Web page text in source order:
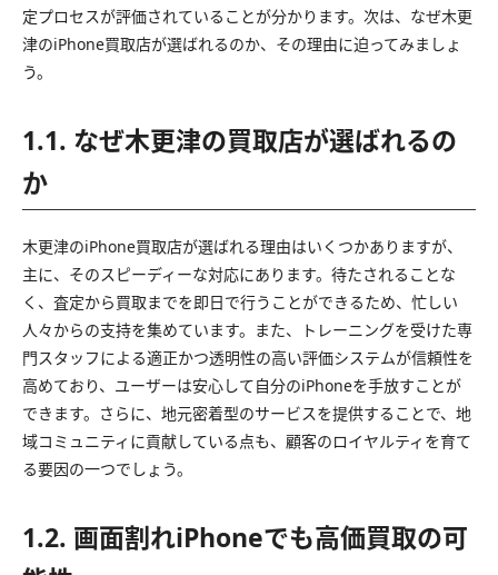
定プロセスが評価されていることが分かります。次は、なぜ木更
津のiPhone買取店が選ばれるのか、その理由に迫ってみましょ
う。
1.1. なぜ木更津の買取店が選ばれるの
か
木更津のiPhone買取店が選ばれる理由はいくつかありますが、
主に、そのスピーディーな対応にあります。待たされることな
く、査定から買取までを即日で行うことができるため、忙しい
人々からの支持を集めています。また、トレーニングを受けた専
門スタッフによる適正かつ透明性の高い評価システムが信頼性を
高めており、ユーザーは安心して自分のiPhoneを手放すことが
できます。さらに、地元密着型のサービスを提供することで、地
域コミュニティに貢献している点も、顧客のロイヤルティを育て
る要因の一つでしょう。
1.2. 画面割れiPhoneでも高価買取の可